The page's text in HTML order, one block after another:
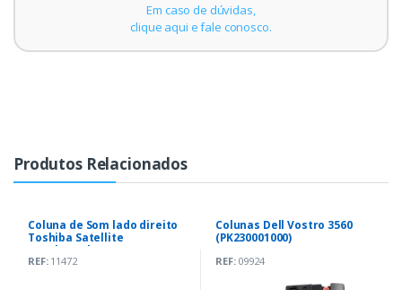
Em caso de dúvidas,
clique aqui e fale conosco.
Produtos Relacionados
Coluna de Som lado direito
Toshiba Satellite
A205|A215|A200
(PK230006R10)
REF:11472
Colunas Dell Vostro 3560
(PK230001000)
REF:09924